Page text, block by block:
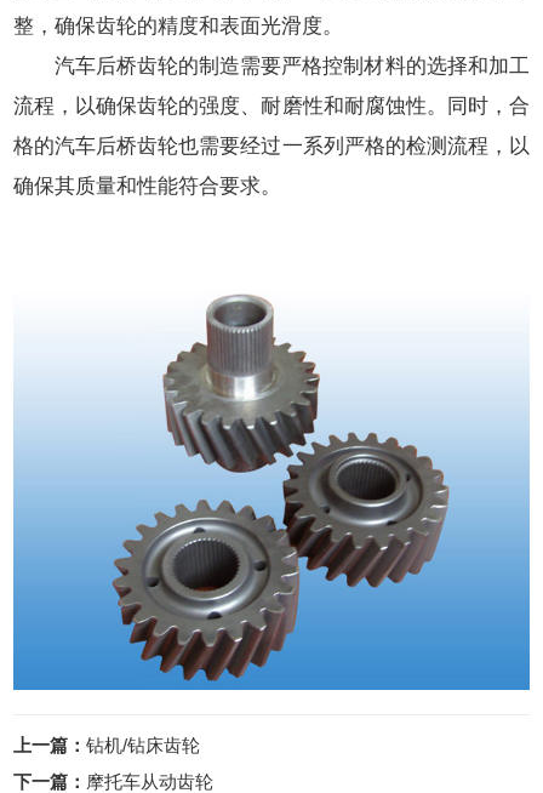
整，确保齿轮的精度和表面光滑度。
汽车后桥齿轮的制造需要严格控制材料的选择和加工
流程，以确保齿轮的强度、耐磨性和耐腐蚀性。同时，合
格的汽车后桥齿轮也需要经过一系列严格的检测流程，以
确保其质量和性能符合要求。
上一篇：钻机/钻床齿轮
下一篇： 摩托车从动齿轮